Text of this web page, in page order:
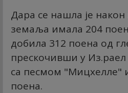
Дара се нашла је
земаља имала 204
добила 312 поена од
прескочивши у
са песмом "Мицхелле"
поена.